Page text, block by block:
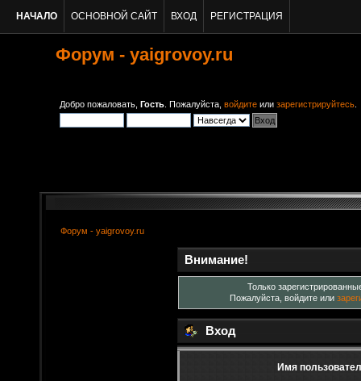
НАЧАЛО ОСНОВНОЙ САЙТ ВХОД РЕГИСТРАЦИЯ
Форум - yaigrovoy.ru
Добро пожаловать, Гость . Пожалуйста, войдите или зарегистрируйтесь
Форум - yaigrovoy.ru
Внимание!
Только
Пожалуйста, войдите или
Вход
Имя